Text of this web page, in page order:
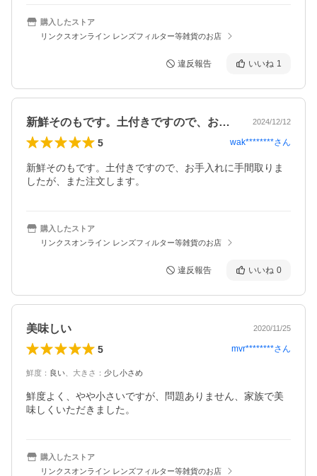
購入したストア
リンクスオンライン レンズフィルター等雑貨のお店
違反報告 いいね 1
新鮮そのもです。土付きですので、お手入… 2024/12/12
5 wak********さん
新鮮そのもです。土付きですので、お手入れに手間取りま
したが、また注文します。
購入したストア
リンクスオンライン レンズフィルター等雑貨のお店
違反報告 いいね 0
美味しい 2020/11/25
5 mvr********さん
鮮度 ： 良い 大きさ ： 少し小さめ
鮮度よく、やや小さいですが、問題ありません、家族で美
味しくいただきました。
購入したストア
リンクスオンライン レンズフィルター等雑貨のお店